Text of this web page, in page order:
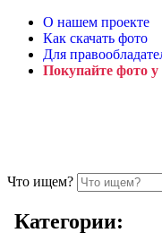
О нашем проекте
Как скачать фото
Для
Покупайте фото
Что ищем?
Категории: